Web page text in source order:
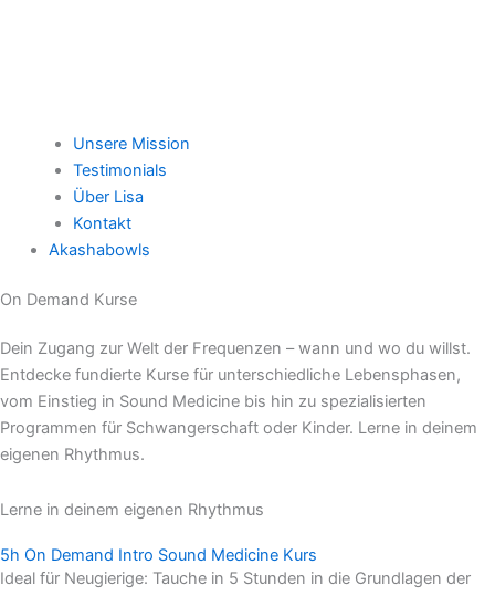
Unsere Mission
Testimonials
Über Lisa
Kontakt
Akashabowls
On Demand Kurse
Dein Zugang zur Welt der Frequenzen – wann und wo du willst.
Entdecke fundierte Kurse für unterschiedliche Lebensphasen,
vom Einstieg in Sound Medicine bis hin zu spezialisierten
Programmen für Schwangerschaft oder Kinder. Lerne in deinem
eigenen Rhythmus.
Lerne in deinem eigenen Rhythmus
5h On Demand Intro Sound Medicine Kurs
Ideal für Neugierige: Tauche in 5 Stunden in die Grundlagen der